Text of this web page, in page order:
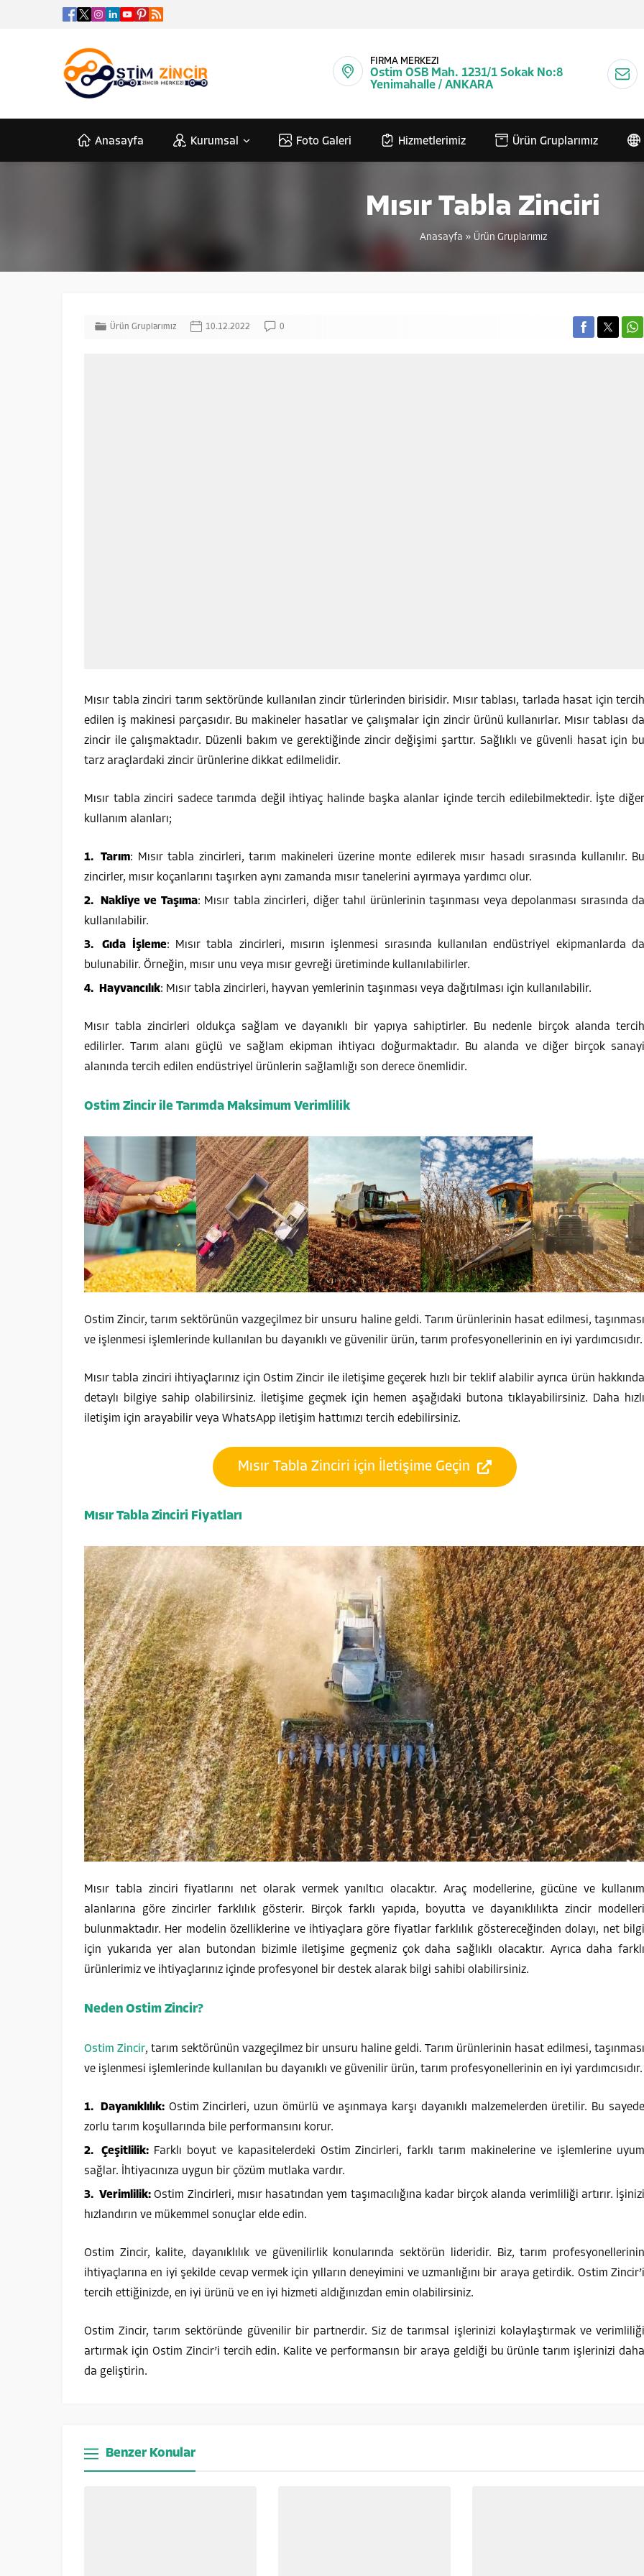
FİRMA MERKEZİ
Ostim OSB Mah. 1231/1 Sokak No:8
Yenimahalle / ANKARA
Anasayfa Kurumsal Foto Galeri Hizmetlerimiz Ürün Gruplarımız
Mısır Tabla Zinciri
Anasayfa » Ürün Gruplarımız
Ürün Gruplarımız 10.12.2022 0
Mısır tabla zinciri tarım sektöründe kullanılan zincir türlerinden birisidir. Mısır tablası, tarlada hasat için tercih
edilen iş makinesi parçasıdır. Bu makineler hasatlar ve çalışmalar için zincir ürünü kullanırlar. Mısır tablası da
zincir ile çalışmaktadır. Düzenli bakım ve gerektiğinde zincir değişimi şarttır. Sağlıklı ve güvenli hasat için bu
tarz araçlardaki zincir ürünlerine dikkat edilmelidir.
Mısır tabla zinciri sadece tarımda değil ihtiyaç halinde başka alanlar içinde tercih edilebilmektedir. İşte diğer
kullanım alanları;
Tarım: Mısır tabla zincirleri, tarım makineleri üzerine monte edilerek mısır hasadı sırasında kullanılır.
zincirler, mısır koçanlarını taşırken aynı zamanda mısır tanelerini ayırmaya yardımcı olur.
Nakliye ve Taşıma: Mısır tabla zincirleri, diğer tahıl ürünlerinin taşınması veya depolanması sırasında da
kullanılabilir.
Gıda İşleme: Mısır tabla zincirleri, mısırın işlenmesi sırasında kullanılan endüstriyel ekipmanlarda
bulunabilir. Örneğin, mısır unu veya mısır gevreği üretiminde kullanılabilirler.
Hayvancılık: Mısır tabla zincirleri, hayvan yemlerinin taşınması veya dağıtılması için kullanılabilir.
Mısır tabla zincirleri oldukça sağlam ve dayanıklı bir yapıya sahiptirler. Bu nedenle birçok alanda tercih
edilirler. Tarım alanı güçlü ve sağlam ekipman ihtiyacı doğurmaktadır. Bu alanda ve diğer birçok sanayi
alanında tercih edilen endüstriyel ürünlerin sağlamlığı son derece önemlidir.
Ostim Zincir ile Tarımda Maksimum Verimlilik
Ostim Zincir, tarım sektörünün vazgeçilmez bir unsuru haline geldi. Tarım ürünlerinin hasat edilmesi, taşınması
ve işlenmesi işlemlerinde kullanılan bu dayanıklı ve güvenilir ürün, tarım profesyonellerinin en iyi yardımcısıdır.
Mısır tabla zinciri ihtiyaçlarınız için Ostim Zincir ile iletişime geçerek hızlı bir teklif alabilir ayrıca ürün hakkında
detaylı bilgiye sahip olabilirsiniz. İletişime geçmek için hemen aşağıdaki butona tıklayabilirsiniz. Daha hızlı
iletişim için arayabilir veya WhatsApp iletişim hattımızı tercih edebilirsiniz.
Mısır Tabla Zinciri için İletişime Geçin
Mısır Tabla Zinciri Fiyatları
Mısır tabla zinciri fiyatlarını net olarak vermek yanıltıcı olacaktır. Araç modellerine, gücüne ve kullanım
alanlarına göre zincirler farklılık gösterir. Birçok farklı yapıda, boyutta ve dayanıklılıkta zincir modelleri
bulunmaktadır. Her modelin özelliklerine ve ihtiyaçlara göre fiyatlar farklılık göstereceğinden dolayı, net bilgi
için yukarıda yer alan butondan bizimle iletişime geçmeniz çok daha sağlıklı olacaktır. Ayrıca daha farklı
ürünlerimiz ve ihtiyaçlarınız içinde profesyonel bir destek alarak bilgi sahibi olabilirsiniz.
Neden Ostim Zincir?
Ostim Zincir, tarım sektörünün vazgeçilmez bir unsuru haline geldi. Tarım ürünlerinin hasat edilmesi, taşınması
ve işlenmesi işlemlerinde kullanılan bu dayanıklı ve güvenilir ürün, tarım profesyonellerinin en iyi yardımcısıdır.
Dayanıklılık:Ostim Zincirleri, uzun ömürlü ve aşınmaya karşı dayanıklı malzemelerden üretilir. Bu
zorlu tarım koşullarında bile performansını korur.
Çeşitlilik:Farklı boyut ve kapasitelerdeki Ostim Zincirleri, farklı tarım makinelerine ve işlemlerine
sağlar. İhtiyacınıza uygun bir çözüm mutlaka vardır.
Verimlilik: Ostim Zincirleri, mısır hasatından yem taşımacılığına kadar birçok alanda verimliliği artırır.
hızlandırın ve mükemmel sonuçlar elde edin.
Ostim Zincir, kalite, dayanıklılık ve güvenilirlik konularında sektörün lideridir. Biz, tarım profesyonellerinin
ihtiyaçlarına en iyi şekilde cevap vermek için yılların deneyimini ve uzmanlığını bir araya getirdik. Ostim Zincir’i
tercih ettiğinizde, en iyi ürünü ve en iyi hizmeti aldığınızdan emin olabilirsiniz.
Ostim Zincir, tarım sektöründe güvenilir bir partnerdir. Siz de tarımsal işlerinizi kolaylaştırmak ve verimliliği
artırmak için Ostim Zincir’i tercih edin. Kalite ve performansın bir araya geldiği bu ürünle tarım işlerinizi daha
da geliştirin.
Benzer Konular